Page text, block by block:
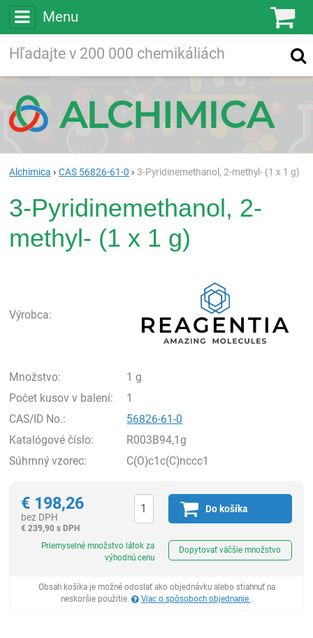
Menu
Vyhľadávanie
Alchimica CAS 56826-61-0 3-Pyridinemethanol, 2-methyl- (1 x 1 g)
3-Pyridinemethanol, 2-
methyl- (1 x 1 g)
Výrobca:
Množstvo:
1 g
Počet kusov v balení:
1
CAS/ID No.:
56826-61-0
Katalógové číslo:
R003B94,1g
Súhrnný vzorec:
C(O)c1c(C)nccc1
€ 198,26
bez DPH
€ 239,90 s DPH
Do košíka
Priemyselné množstvo látok za
výhodnú cenu
Dopytovať väčšie množstvo
Obsah košíka je možné odoslať ako objednávku alebo stiahnuť na
neskoršie použitie.
Viac o spôsoboch objednanie .